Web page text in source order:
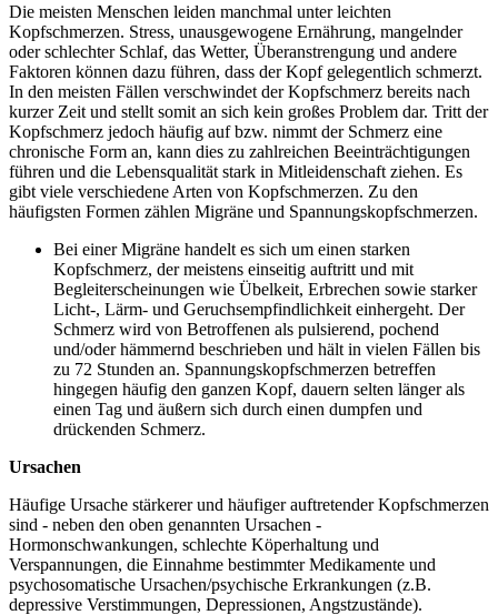
Die meisten Menschen leiden manchmal unter leichten
Kopfschmerzen. Stress, unausgewogene Ernährung, mangelnder
oder schlechter Schlaf, das Wetter, Überanstrengung und andere
Faktoren können dazu führen, dass der Kopf gelegentlich schmerzt.
In den meisten Fällen verschwindet der Kopfschmerz bereits nach
kurzer Zeit und stellt somit an sich kein großes Problem dar. Tritt der
Kopfschmerz jedoch häufig auf bzw. nimmt der Schmerz eine
chronische Form an, kann dies zu zahlreichen Beeinträchtigungen
führen und die Lebensqualität stark in Mitleidenschaft ziehen. Es
gibt viele verschiedene Arten von Kopfschmerzen. Zu den
häufigsten Formen zählen Migräne und Spannungskopfschmerzen.
Bei einer Migräne handelt es sich um einen starken
Kopfschmerz, der meistens einseitig auftritt und mit
Begleiterscheinungen wie Übelkeit, Erbrechen sowie starker
Licht-, Lärm- und Geruchsempfindlichkeit einhergeht. Der
Schmerz wird von Betroffenen als pulsierend, pochend
und/oder hämmernd beschrieben und hält in vielen Fällen bis
zu 72 Stunden an. Spannungskopfschmerzen betreffen
hingegen häufig den ganzen Kopf, dauern selten länger als
einen Tag und äußern sich durch einen dumpfen und
drückenden Schmerz.
Ursachen
Häufige Ursache stärkerer und häufiger auftretender Kopfschmerzen
sind - neben den oben genannten Ursachen -
Hormonschwankungen, schlechte Köperhaltung und
Verspannungen, die Einnahme bestimmter Medikamente und
psychosomatische Ursachen/psychische Erkrankungen (z.B.
depressive Verstimmungen, Depressionen, Angstzustände).